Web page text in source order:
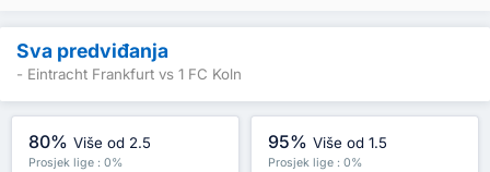
Sva predviđanja
- Eintracht Frankfurt vs 1 FC Koln
80% Više od 2.5
Prosjek lige : 0%
95% Više od 1.5
Prosjek lige : 0%